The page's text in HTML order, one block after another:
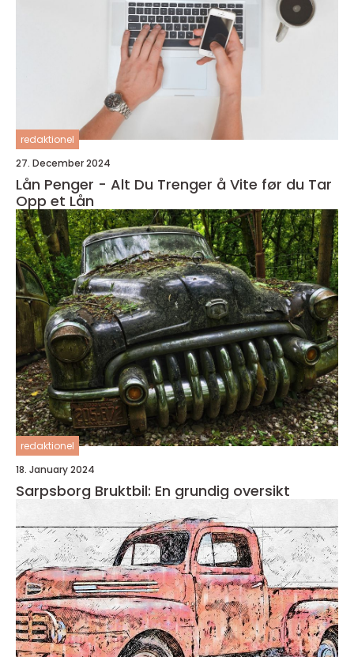
redaktionel
27. December 2024
Lån Penger - Alt Du Trenger å Vite før du Tar
Opp et Lån
redaktionel
18. January 2024
Sarpsborg Bruktbil: En grundig oversikt